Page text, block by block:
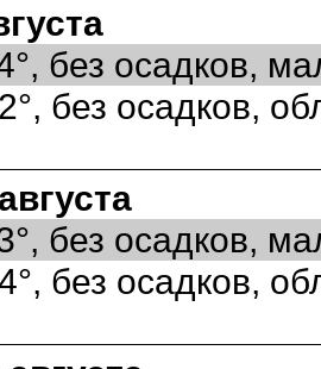
без осадков,
без осадков,
без осадков,
без осадков,